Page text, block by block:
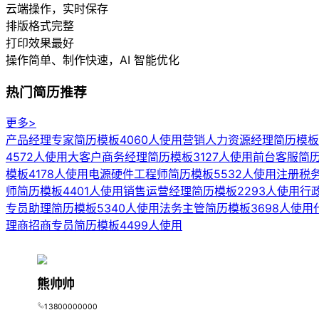
云端操作，实时保存
排版格式完整
打印效果最好
操作简单、制作快速，AI 智能优化
热门简历推荐
更多>
产品经理专家简历模板4060人使用 营销人力资源经理简历模板
4572人使用 大客户商务经理简历模板3127人使用前台客服简
模板4178人使用 电源硬件工程师简历模板5532人使用注册税
师简历模板4401人使用销售运营经理简历模板2293人使用行
专员助理简历模板5340人使用法务主管简历模板3698人使用
理商招商专员简历模板4499人使用
熊帅帅
13800000000